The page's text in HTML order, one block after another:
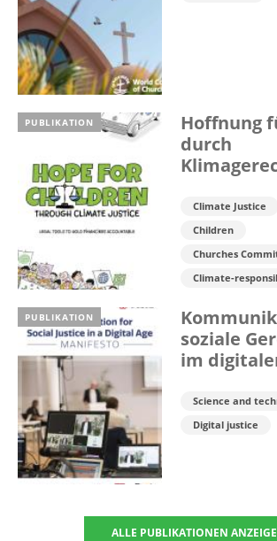
PUBLIKATION
Hoffnung
durch
Climate Justice
Children
Churches
Climate-
PUBLIKATION
soziale
im
Science and
Digital justice
ALLE PUBLIKATIONEN